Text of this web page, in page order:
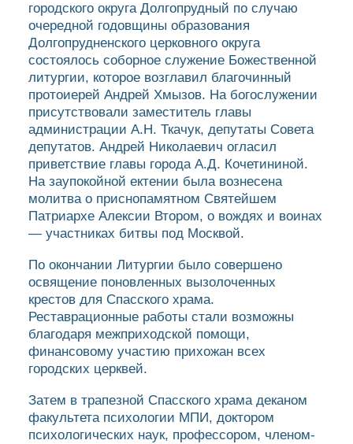
городского округа Долгопрудный по случаю
очередной годовщины образования
Долгопрудненского церковного округа
состоялось соборное служение Божественной
литургии, которое возглавил благочинный
протоиерей Андрей Хмызов. На богослужении
присутствовали заместитель главы
администрации А.Н. Ткачук, депутаты Совета
депутатов. Андрей Николаевич огласил
приветствие главы города А.Д. Кочетининой.
На заупокойной ектении была вознесена
молитва о приснопамятном Святейшем
Патриархе Алексии Втором, о вождях и воинах
— участниках битвы под Москвой.
По окончании Литургии было совершено
освящение поновленных вызолоченных
крестов для Спасского храма.
Реставрационные работы стали возможны
благодаря межприходской помощи,
финансовому участию прихожан всех
городских церквей.
Затем в трапезной Спасского храма деканом
факультета психологии МПИ, доктором
психологических наук, профессором, членом-